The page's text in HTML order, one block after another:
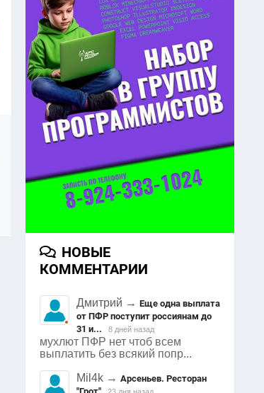
НОВЫЕ
КОММЕНТАРИИ
Дмитрий →Еще одна выплата
от ПФР поступит россиянам до
31 и...
8 дней назад
мухлют ПФР нет чтоб всем
выплатить без всякий попр...
Mil4k →Арсеньев. Ресторан